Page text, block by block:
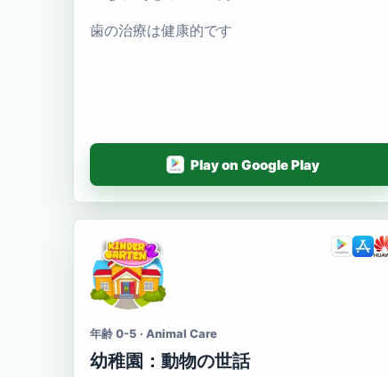
歯の治療は健康的です
Play on Google Play
年齢 0-5 · Animal Care
幼稚園：動物の世話